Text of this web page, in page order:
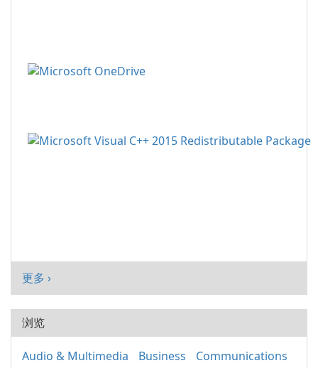
更多 ›
浏览
Audio & Multimedia Business
Communications